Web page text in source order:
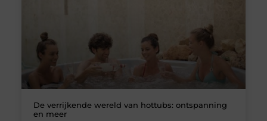
De verrijkende wereld van hottubs: ontspanning
en meer